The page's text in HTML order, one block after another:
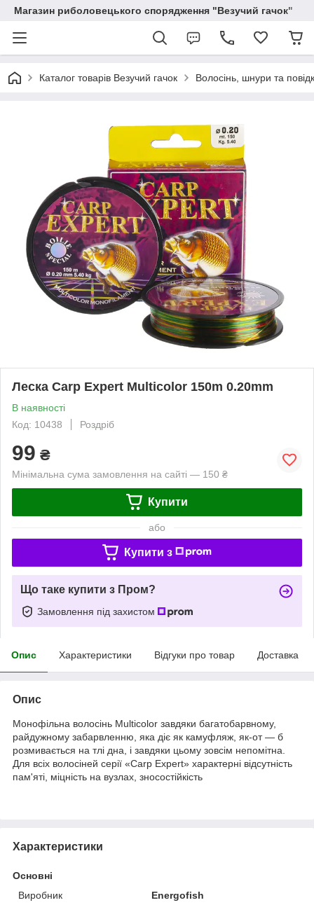
Магазин риболовецького спорядження "Везучий гачок"
Каталог товарів Везучий гачок Волосінь, шнури та
Леска Carp Expert Multicolor 150m 0.20mm
В наявності
Код: 10438
Роздріб
99 ₴
Мінімальна сума замовлення на сайті — 150 ₴
Купити
або
Купити з
Що таке купити з Пром?
Замовлення під захистом
Опис Характеристики Відгуки про товар Доставка
Опис
Монофільна волосінь Multicolor завдяки багатобарвному,
райдужному забарвленню, яка діє як камуфляж, як-от — б
розмивається на тлі дна, і завдяки цьому зовсім непомітна.
Для всіх волосіней серії «Carp Expert» характерні відсутність
пам'яті, міцність на вузлах, зносостійкість
Характеристики
Основні
Виробник
Energofish